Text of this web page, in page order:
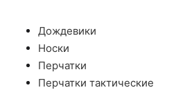
Дождевики
Носки
Перчатки
Перчатки тактические